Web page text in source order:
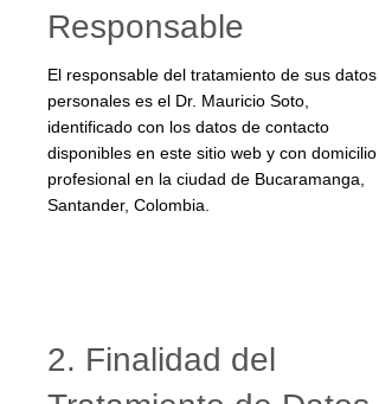
Responsable
El responsable del tratamiento de sus datos
personales es el Dr. Mauricio Soto,
identificado con los datos de contacto
disponibles en este sitio web y con domicilio
profesional en la ciudad de Bucaramanga,
Santander, Colombia.
2. Finalidad del